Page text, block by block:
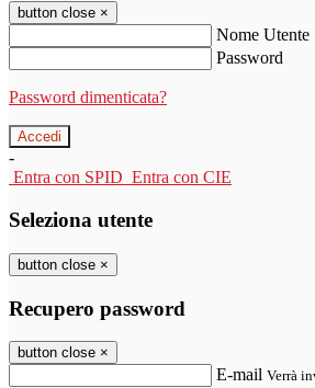
button close ×
Nome Utente
Password
Password dimenticata?
-
Entra con SPID Entra con CIE
Seleziona utente
button close ×
Recupero password
button close ×
E-mail Verrà